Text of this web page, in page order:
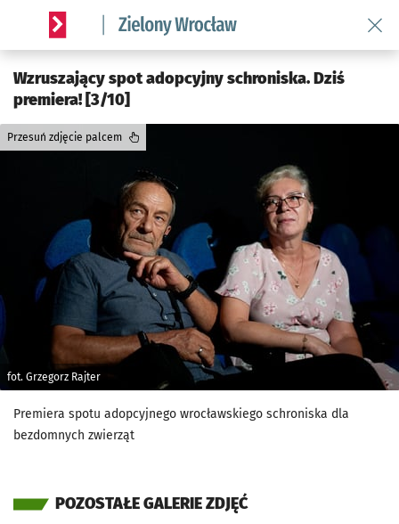
Serwis informacyjny wroclaw.pl podserwis: Środowisko we
Wzruszający spot adopcyjny schroniska. Dziś
premiera! [3/10]
fot. Grzegorz Rajter
Przesuń zdjęcie palcem
Premiera spotu adopcyjnego wrocławskiego schroniska dla
bezdomnych zwierząt
POZOSTAŁE GALERIE ZDJĘĆ